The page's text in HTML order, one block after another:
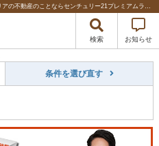
東京スカイツリー 土地｜港区・中央区などベイエリアの不動産のことならセンチュリー21プレミアムライフ
検索 お知らせ
条件を選び直す